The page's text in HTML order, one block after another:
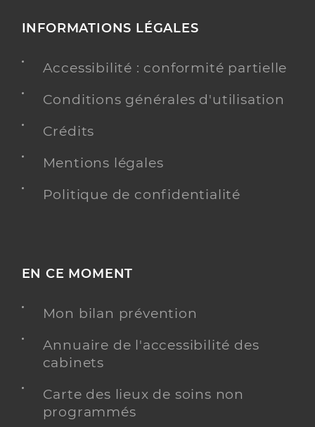
INFORMATIONS LÉGALES
Accessibilité : conformité partielle
Conditions générales d'utilisation
Crédits
Mentions légales
Politique de confidentialité
EN CE MOMENT
Mon bilan prévention
Annuaire de l'accessibilité des
cabinets
Carte des lieux de soins non
programmés